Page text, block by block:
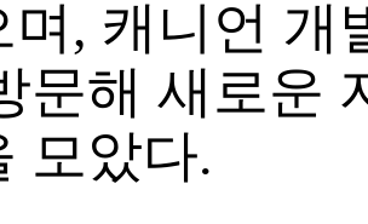
며, 캐니언 개
문해 새로운
모았다.